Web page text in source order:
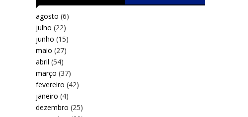
agosto (6)
julho (22)
junho (15)
maio (27)
abril (54)
março (37)
fevereiro (42)
janeiro (4)
dezembro (25)